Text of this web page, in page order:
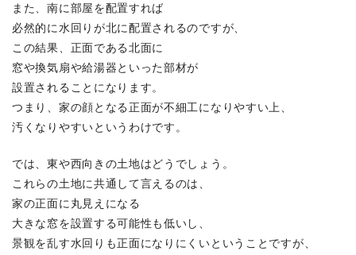
また、南に部屋を配置すれば
必然的に水回りが北に配置されるのですが、
この結果、正面である北面に
窓や換気扇や給湯器といった部材が
設置されることになります。
つまり、家の顔となる正面が不細工になりやすい上、
汚くなりやすいというわけです。
では、東や西向きの土地はどうでしょう。
これらの土地に共通して言えるのは、
家の正面に丸見えになる
大きな窓を設置する可能性も低いし、
景観を乱す水回りも正面になりにくいということですが、